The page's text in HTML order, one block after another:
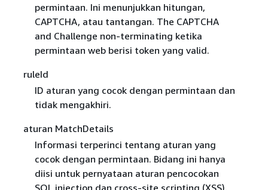
permintaan. Ini menunjukkan hitungan,
CAPTCHA, atau tantangan. The CAPTCHA
and Challenge non-terminating ketika
permintaan web berisi token yang valid.
ruleId
ID aturan yang cocok dengan permintaan dan
tidak mengakhiri.
aturan MatchDetails
Informasi terperinci tentang aturan yang
cocok dengan permintaan. Bidang ini hanya
diisi untuk pernyataan aturan pencocokan